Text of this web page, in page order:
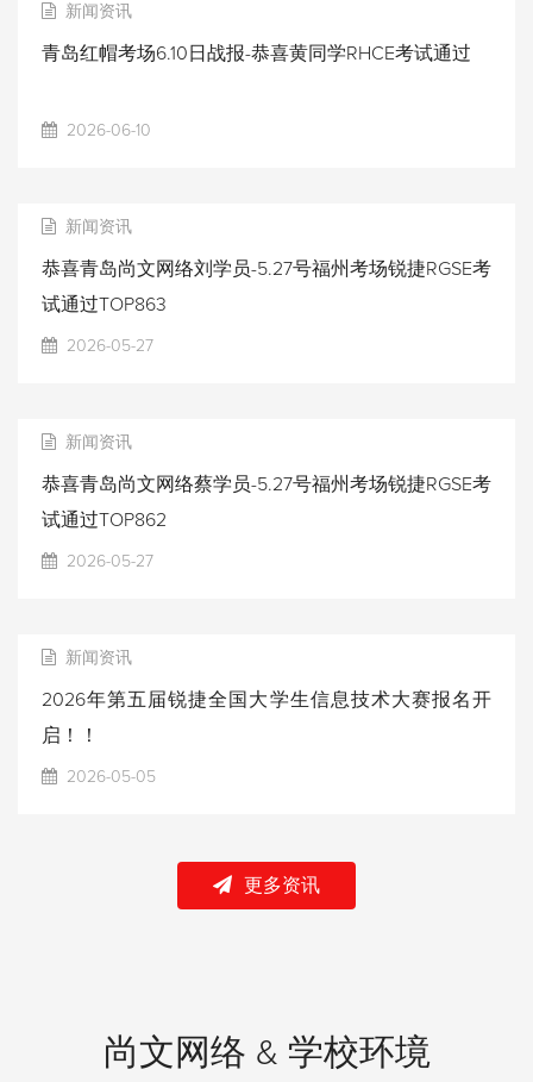
新闻资讯
青岛红帽考场6.10日战报-恭喜黄同学RHCE考试通过
2026-06-10
新闻资讯
恭喜青岛尚文网络刘学员-5.27号福州考场锐捷RGSE考
试通过TOP863
2026-05-27
新闻资讯
恭喜青岛尚文网络蔡学员-5.27号福州考场锐捷RGSE考
试通过TOP862
2026-05-27
新闻资讯
2026年第五届锐捷全国大学生信息技术大赛报名开
启！！
2026-05-05
更多资讯
尚文网络 & 学校环境